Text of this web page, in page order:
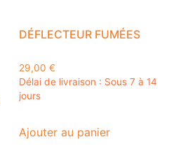
DÉFLECTEUR FUMÉES
29,00 €
Délai de livraison : Sous 7 à 14
jours
Ajouter au panier